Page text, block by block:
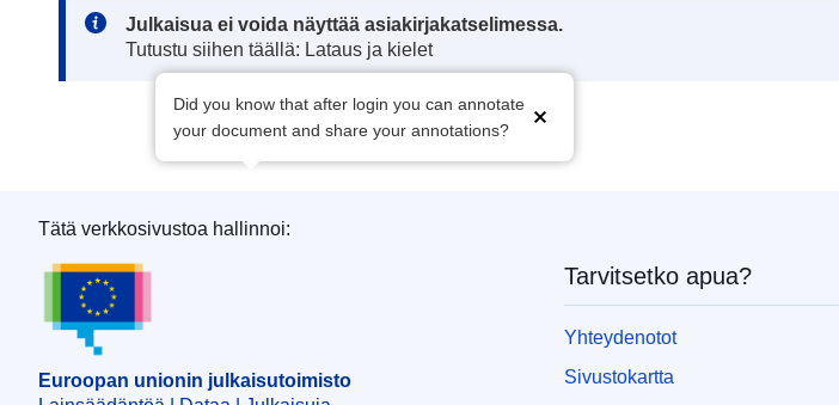
Note:
Julkaisua ei voida näyttää asiakirjakatselimessa.
Tutustu siihen täällä: Lataus ja kielet
Did you know that after login you can annotate
your document and share your annotations?
Euroopan unionin julkaisutoimisto
Tätä verkkosivustoa hallinnoi:
Euroopan unionin julkaisutoimisto
Tarvitsetko apua?
Yhteydenotot
Sivustokartta